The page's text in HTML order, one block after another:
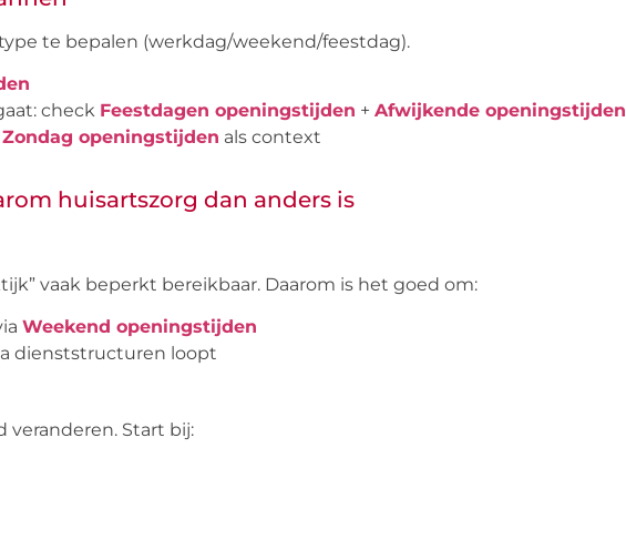
te bepalen (werkdag/weekend/feestdag).
check Feestdagen openingstijden + Afwijkende openingstijden
Zondag openingstijden als context
huisartszorg dan anders is
vaak beperkt bereikbaar. Daarom is het goed om:
Weekend openingstijden
dienststructuren loopt
Start bij: